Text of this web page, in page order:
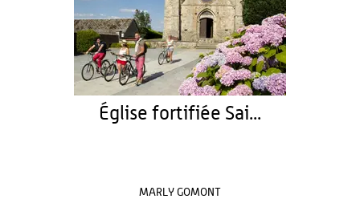
Église fortifiée Sai...
MARLY GOMONT